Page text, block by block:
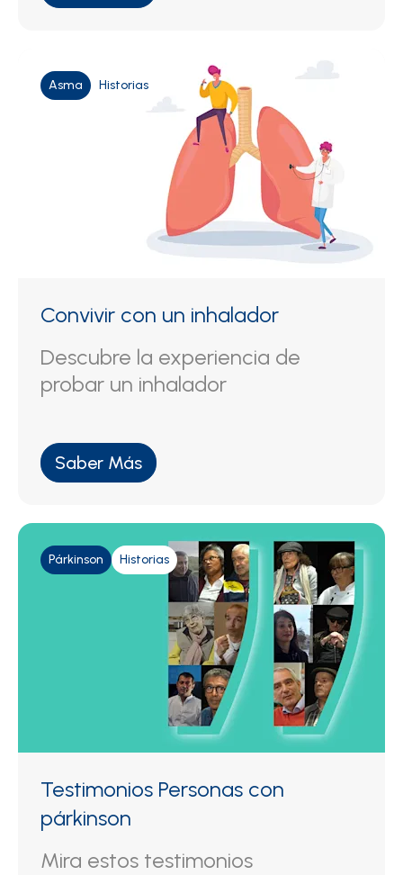
Asma Historias
Convivir con un inhalador
Descubre la experiencia de
probar un inhalador
Saber Más
Párkinson Historias
Testimonios Personas con
párkinson
Mira estos testimonios